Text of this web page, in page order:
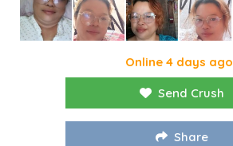
Online 4 days ago
Send Crush
Share